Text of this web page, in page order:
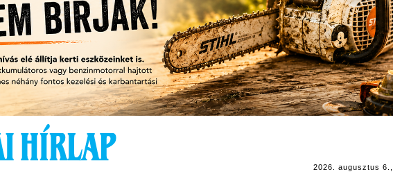
2026. augusztus